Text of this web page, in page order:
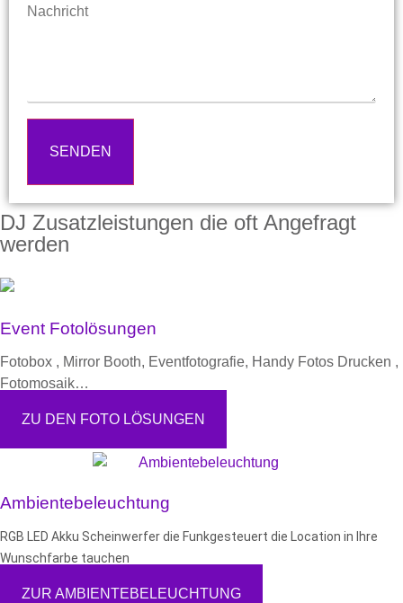
SENDEN
DJ Zusatzleistungen die oft Angefragt
werden
Event Fotolösungen
Fotobox , Mirror Booth, Eventfotografie, Handy Fotos Drucken ,
Fotomosaik…
ZU DEN FOTO LÖSUNGEN
Ambientebeleuchtung
RGB LED Akku Scheinwerfer die Funkgesteuert die Location in Ihre
Wunschfarbe tauchen
ZUR AMBIENTEBELEUCHTUNG